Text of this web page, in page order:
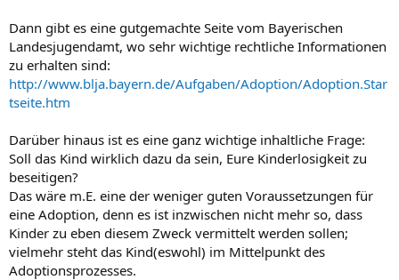
Dann gibt es eine gutgemachte Seite vom Bayerischen
Landesjugendamt, wo sehr wichtige rechtliche Informationen
zu erhalten sind:
http://www.blja.bayern.de/Aufgaben/Adoption/Adoption.Star
tseite.htm
Darüber hinaus ist es eine ganz wichtige inhaltliche Frage:
Soll das Kind wirklich dazu da sein, Eure Kinderlosigkeit zu
beseitigen?
Das wäre m.E. eine der weniger guten Voraussetzungen für
eine Adoption, denn es ist inzwischen nicht mehr so, dass
Kinder zu eben diesem Zweck vermittelt werden sollen;
vielmehr steht das Kind(eswohl) im Mittelpunkt des
Adoptionsprozesses.